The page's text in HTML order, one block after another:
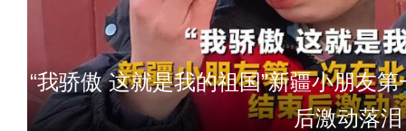
“我骄傲 这就是我的祖国”新疆小朋友
后激动落泪